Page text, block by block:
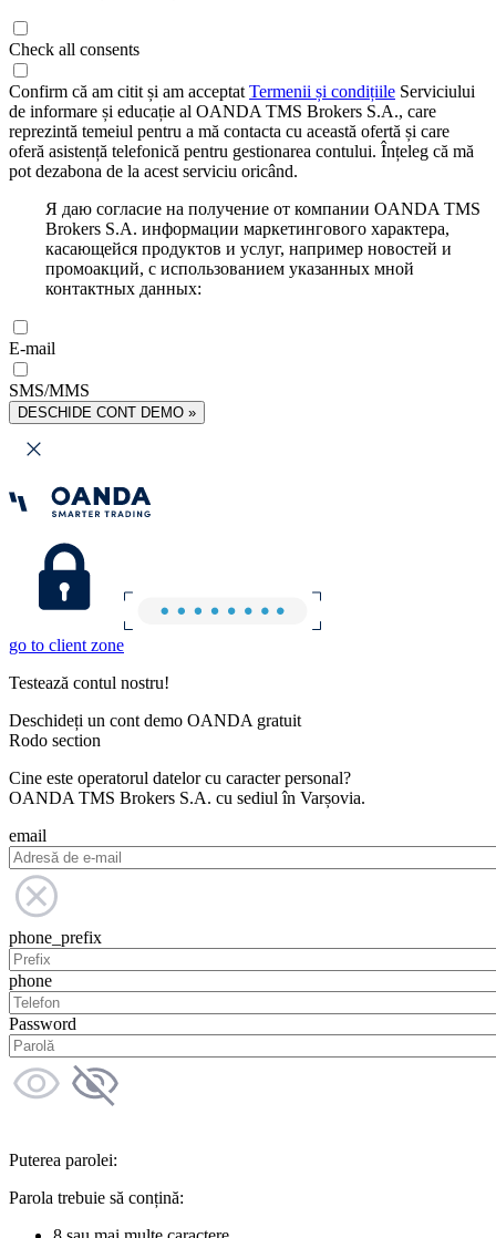
Check all consents
Confirm că am citit și am acceptat Termenii și condițiile Serviciului
de informare și educație al OANDA TMS Brokers S.A., care
reprezintă temeiul pentru a mă contacta cu această ofertă și care
oferă asistență telefonică pentru gestionarea contului. Înțeleg că mă
pot dezabona de la acest serviciu oricând.
Я даю согласие на получение от компании OANDA TMS
Brokers S.A. информации маркетингового характера,
касающейся продуктов и услуг, например новостей и
промоакций, с использованием указанных мной
контактных данных:
E-mail
SMS/MMS
DESCHIDE CONT DEMO »
go to client zone
Testează contul nostru!
Deschideți un cont demo OANDA gratuit
Rodo section
Cine este operatorul datelor cu caracter personal?
OANDA TMS Brokers S.A. cu sediul în Varșovia.
email
phone_prefix
phone
Password
Puterea parolei:
Parola trebuie să conțină: